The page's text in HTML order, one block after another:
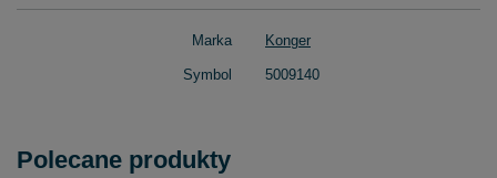
Marka Konger
Symbol 5009140
Polecane produkty